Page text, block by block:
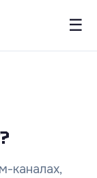
☰
каналах,